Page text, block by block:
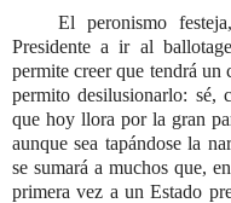
El peronismo
Presidente a ir al
permite creer que tendrá
permito desilusionarlo: sé,
que hoy llora por la gran
aunque sea tapándose la
se sumará a muchos que,
primera vez a un Estado